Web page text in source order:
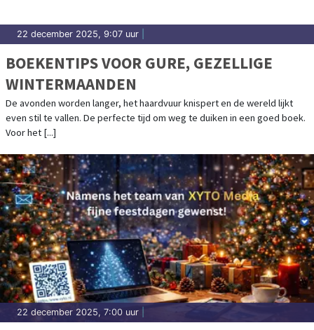
22 december 2025, 9:07 uur
BOEKENTIPS VOOR GURE, GEZELLIGE
WINTERMAANDEN
De avonden worden langer, het haardvuur knispert en de wereld lijkt
even stil te vallen. De perfecte tijd om weg te duiken in een goed boek.
Voor het [...]
22 december 2025, 7:00 uur